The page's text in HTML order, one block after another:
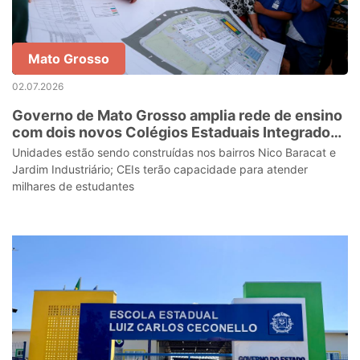
Mato Grosso
02.07.2026
Governo de Mato Grosso amplia rede de ensino
com dois novos Colégios Estaduais Integrados
em Cuiabá
Unidades estão sendo construídas nos bairros Nico Baracat e
Jardim Industriário; CEIs terão capacidade para atender
milhares de estudantes